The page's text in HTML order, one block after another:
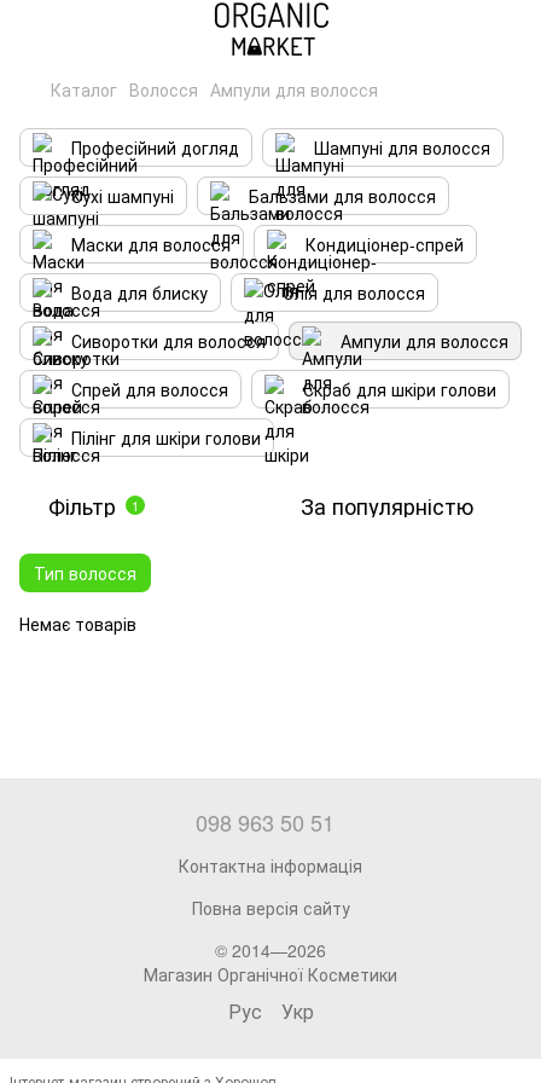
Каталог Волосся Ампули для волосся
Професійний догляд
Шампуні для волосся
Сухі шампуні
Бальзами для волосся
Маски для волосся
Кондиціонер-спрей
Вода для блиску
Олія для волосся
Сиворотки для волосся
Ампули для волосся
Спрей для волосся
Скраб для шкіри голови
Пілінг для шкіри голови
Фільтр 1 За популярністю
Тип волосся
Немає товарів
098 963 50 51
Контактна інформація
Повна версія сайту
© 2014—2026
Магазин Органічної Косметики
Рус Укр